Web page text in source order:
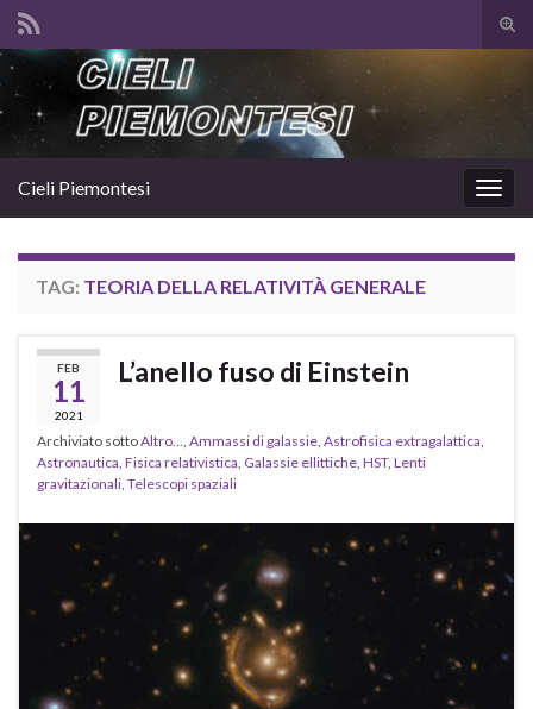
il
Search for:
la
Cieli Piemontesi
TAG: TEORIA DELLA RELATIVITÀ GENERALE
FEB
11
2021
L’anello fuso di Einstein
Archiviato sottoAltro..., Ammassi di galassie, Astrofisica extragalattica,
Astronautica, Fisica relativistica, Galassie ellittiche, HST, Lenti
gravitazionali, Telescopi spaziali